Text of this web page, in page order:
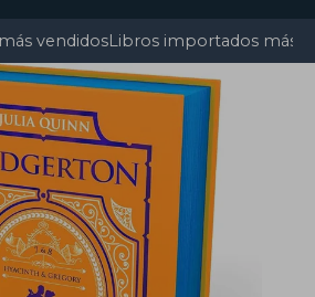
vendidosLibros importados más